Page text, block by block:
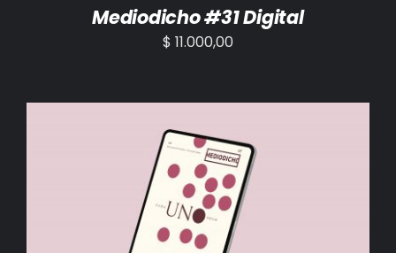
Mediodicho #31 Digital
$ 11.000,00
AÑADIR AL CARRITO /